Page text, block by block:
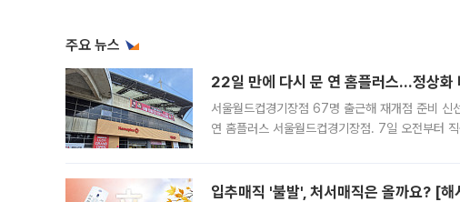
주요 뉴스
22일 만에 다시 문 연 홈플러스…정상화
서울월드컵경기장점 67명 출근해 재개점 준비
연 홈플러스 서울월드컵경기장점. 7일 오전부터
입추매직 '불발', 처서매직은 올까요? [해